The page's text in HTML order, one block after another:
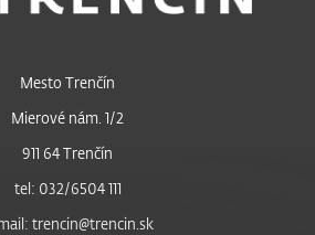
Mesto Trenčín
Mierové nám. 1/2
911 64 Trenčín
tel: 032/6504 111
trencin@trencin.sk